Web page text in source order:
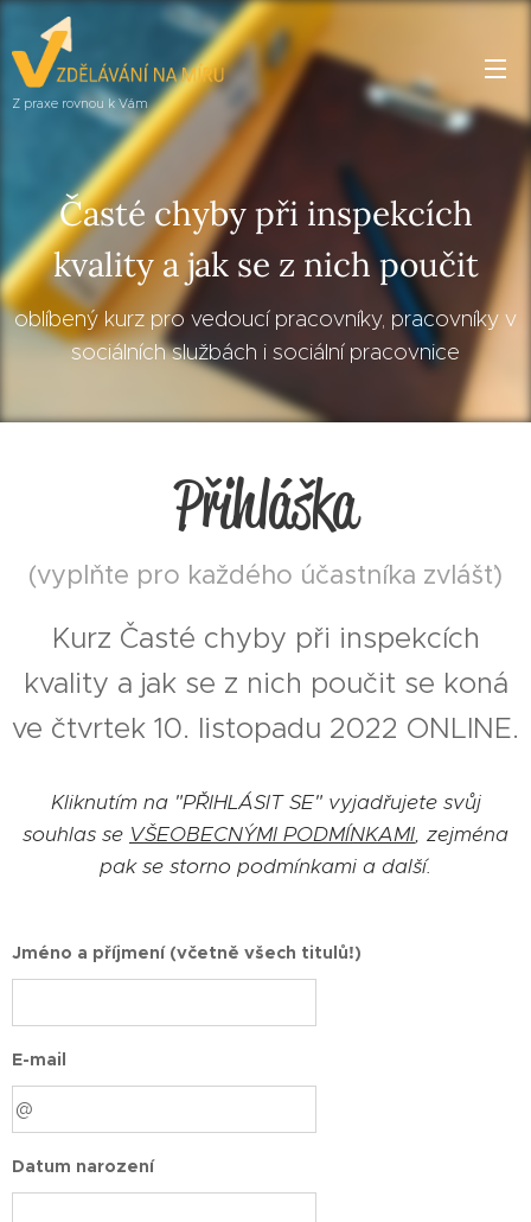
Z praxe rovnou k Vám
Časté chyby při inspekcích
kvality a jak se z nich poučit
oblíbený kurz pro vedoucí pracovníky, pracovníky v
sociálních službách i sociální pracovnice
Přihláška
(vyplňte pro každého účastníka zvlášť)
Kurz Časté chyby při inspekcích
kvality a jak se z nich poučit se koná
ve čtvrtek 10. listopadu 2022 ONLINE.
Kliknutím na "PŘIHLÁSIT SE" vyjadřujete svůj
souhlas se VŠEOBECNÝMI PODMÍNKAMI, zejména
pak se storno podmínkami a další.
Jméno a příjmení (včetně všech titulů!)
E-mail
Datum narození